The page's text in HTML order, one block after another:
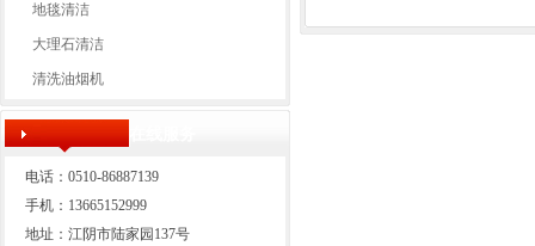
地毯清洁
大理石清洁
清洗油烟机
电话：0510-86887139
手机：13665152999
地址：江阴市陆家园137号